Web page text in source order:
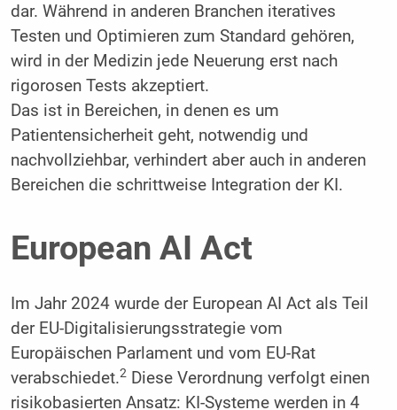
dar. Während in anderen Branchen iteratives
Testen und Optimieren zum Standard gehören,
wird in der Medizin jede Neuerung erst nach
rigorosen Tests akzeptiert.
Das ist in Bereichen, in denen es um
Patientensicherheit geht, notwendig und
nachvollziehbar, verhindert aber auch in anderen
Bereichen die schrittweise Integration der KI.
European AI Act
Im Jahr 2024 wurde der European AI Act als Teil
der EU-Digitalisierungsstrategie vom
Europäischen Parlament und vom EU-Rat
verabschiedet.2Diese Verordnung verfolgt einen
risikobasierten Ansatz: KI-Systeme werden in 4